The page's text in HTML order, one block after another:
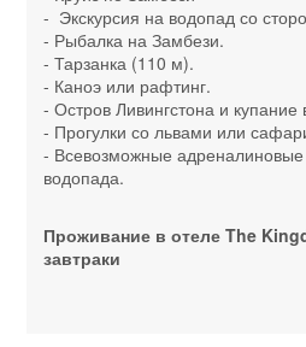
- Экскурсия на водопад со
- Рыбалка на Замбези.
- Тарзанка (110 м).
- Каноэ или рафтинг.
- Остров Ливингстона и купание
- Прогулки со львами или
- Всевозможные адреналиновые
водопада.
Проживание в отеле The
завтраки